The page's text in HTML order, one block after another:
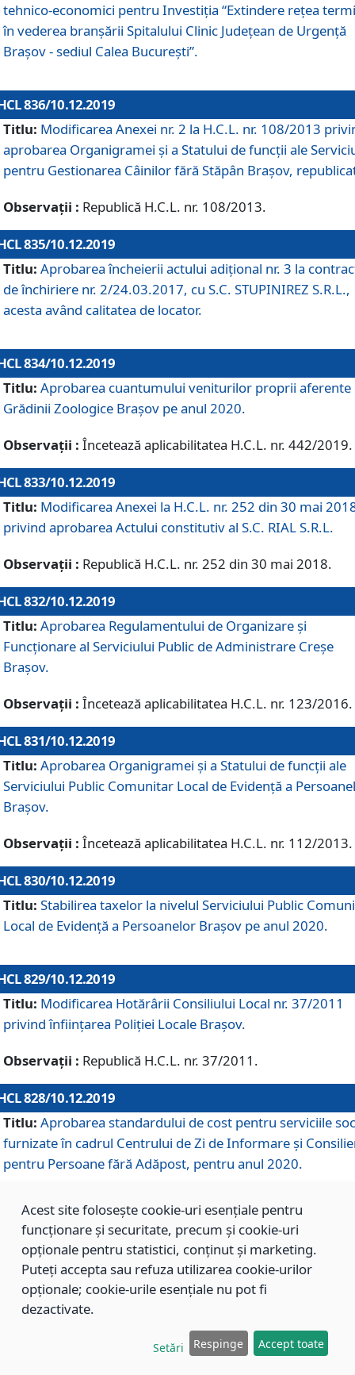
tehnico-economici pentru Investiția “Extindere rețea
în vederea branșării Spitalului Clinic Județean de Urgență
Brașov - sediul Calea București”.
836/10.12.2019
Titlu: Modificarea Anexei nr. 2 la H.C.L. nr. 108/2013
aprobarea Organigramei şi a Statului de funcții ale
pentru Gestionarea Câinilor fără Stăpân Brașov,
Observații : Republică H.C.L. nr. 108/2013.
835/10.12.2019
Titlu: Aprobarea încheierii actului adițional nr. 3 la
de închiriere nr. 2/24.03.2017, cu S.C. STUPINIREZ S.R.L.,
acesta având calitatea de locator.
834/10.12.2019
Titlu: Aprobarea cuantumului veniturilor proprii aferente
Grădinii Zoologice Braşov pe anul 2020.
Observații : Încetează aplicabilitatea H.C.L. nr. 442/2019.
833/10.12.2019
Titlu: Modificarea Anexei la H.C.L. nr. 252 din 30 mai
privind aprobarea Actului constitutiv al S.C. RIAL S.R.L.
Observații : Republică H.C.L. nr. 252 din 30 mai 2018.
832/10.12.2019
Titlu: Aprobarea Regulamentului de Organizare și
Funcționare al Serviciului Public de Administrare Creșe
Brașov.
Observații : Încetează aplicabilitatea H.C.L. nr. 123/2016.
831/10.12.2019
Titlu: Aprobarea Organigramei și a Statului de funcții ale
Serviciului Public Comunitar Local de Evidență a
Brașov.
Observații : Încetează aplicabilitatea H.C.L. nr. 112/2013.
830/10.12.2019
Titlu: Stabilirea taxelor la nivelul Serviciului Public
Local de Evidenţă a Persoanelor Braşov pe anul 2020.
829/10.12.2019
Titlu: Modificarea Hotărârii Consiliului Local nr. 37/2011
privind înființarea Poliției Locale Brașov.
Observații : Republică H.C.L. nr. 37/2011.
828/10.12.2019
Titlu: Aprobarea standardului de cost pentru serviciile
furnizate în cadrul Centrului de Zi de Informare și
pentru Persoane fără Adăpost, pentru anul 2020.
827/10.12.2019
Aprobarea standardului de cost pentru serviciile
furnizate în cadrul Centrului Rezidențial pentru Persoane
Adăpost, pentru anul 2020.
Aprobarea standardului de cost pentru serviciile
Acest site folosește cookie-uri esențiale pentru
funcționare și securitate, precum și cookie-uri
opționale pentru statistici, conținut și marketing.
Puteți accepta sau refuza utilizarea cookie-urilor
opționale; cookie-urile esențiale nu pot fi
dezactivate.
Setări Respinge Accept toate